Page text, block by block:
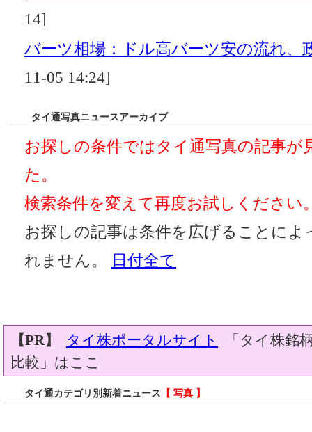
14]
バーツ相場：ドル高バーツ安の流れ、
11-05 14:24]
タイ通写真ニュースアーカイブ
お探しの条件ではタイ通写真の記事が
た。
検索条件を変えて再度お試しください
お探しの記事は条件を広げることに
れません。
日付全て
【PR】 タイ株ポータルサイト
「タイ株銘
比較」はここ
タイ通カテゴリ別新着ニュース 【 写真 】